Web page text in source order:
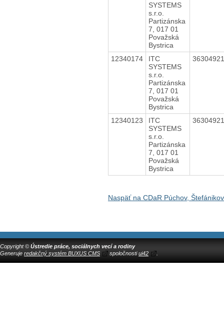
SYSTEMS
s.r.o.
Partizánska
7, 017 01
Považská
Bystrica
12340174
ITC
SYSTEMS
s.r.o.
Partizánska
7, 017 01
Považská
Bystrica
12340123
ITC
SYSTEMS
s.r.o.
Partizánska
7, 017 01
Považská
Bystrica
Naspäť na CDaR Púchov,
Copyright © Ústredie práce, sociálnych vecí a rodiny
Generuje redakčný systém BUXUS CMS spoločnostiui42